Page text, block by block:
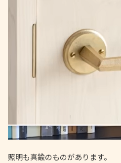
照明も真鍮のものがあります。